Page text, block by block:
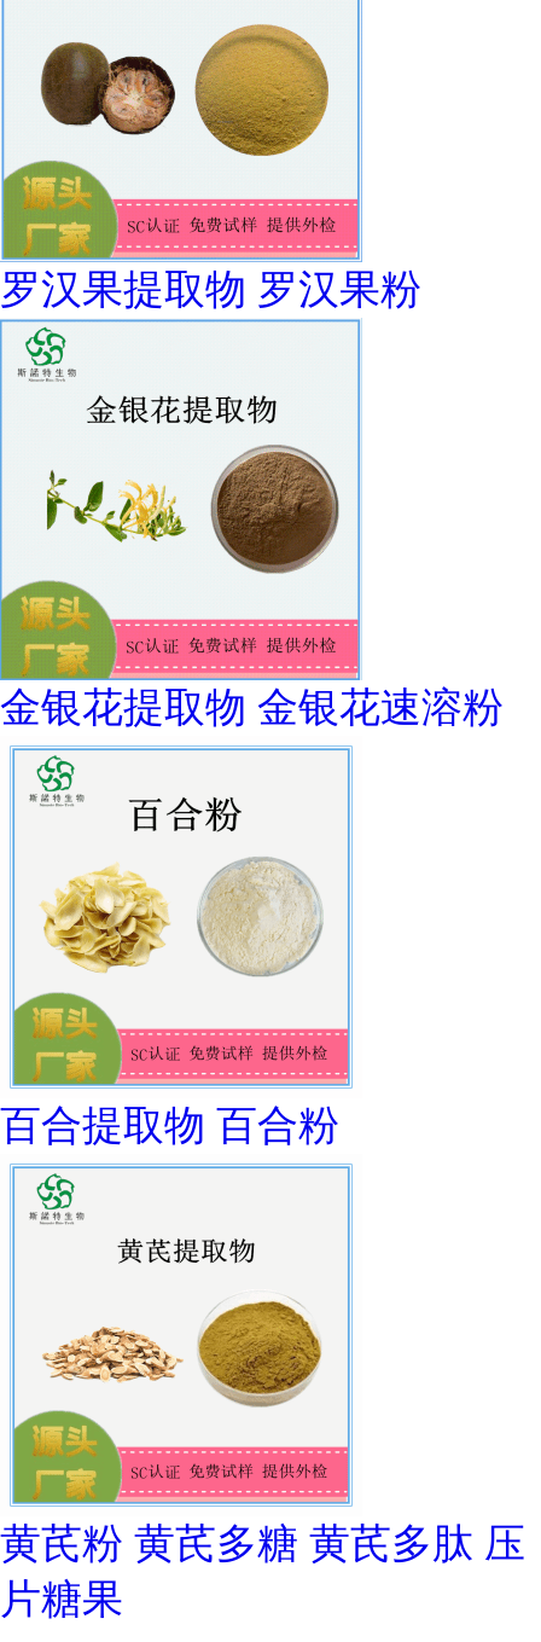
罗汉果提取物 罗汉果粉
金银花提取物 金银花速溶粉
百合提取物 百合粉
黄芪粉 黄芪多糖 黄芪多肽 压
片糖果